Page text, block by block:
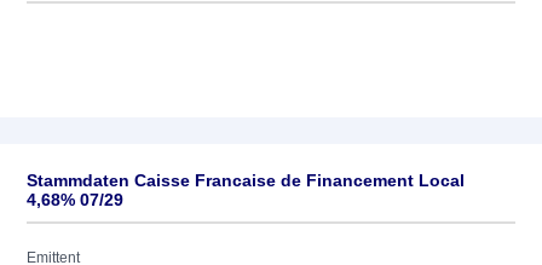
Stammdaten Caisse Francaise de Financement Local
4,68% 07/29
Emittent